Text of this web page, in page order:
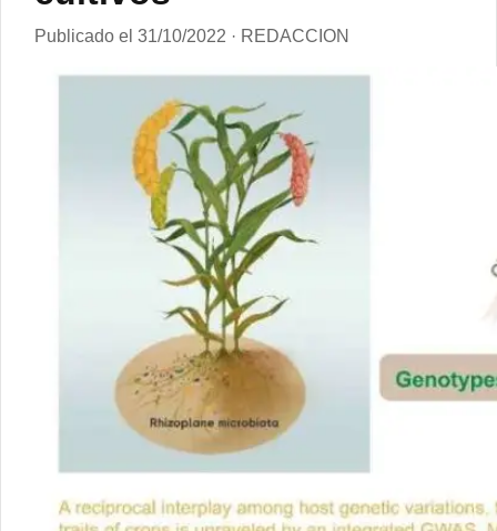
Publicado el 31/10/2022 · REDACCION